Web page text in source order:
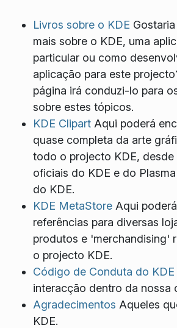
Livros sobre o KDE
mais sobre o KDE, uma
particular ou como
aplicação para este
página irá conduzi-lo para
sobre estes tópicos.
KDE Clipart Aqui poderá
quase completa da arte
todo o projecto KDE,
oficiais do KDE e do
do KDE.
KDE MetaStore Aqui
referências para diversas
produtos e 'merchandising'
o projecto KDE.
Código de Conduta do KDE
interacção dentro da nossa
Agradecimentos Aqueles
KDE.